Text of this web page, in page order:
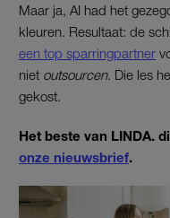
Maar ja, AI had het
kleuren. Resultaat: de
een top sparringpartner
niet outsourcen. Die les
gekost.
Het beste van LINDA.
onze nieuwsbrief.